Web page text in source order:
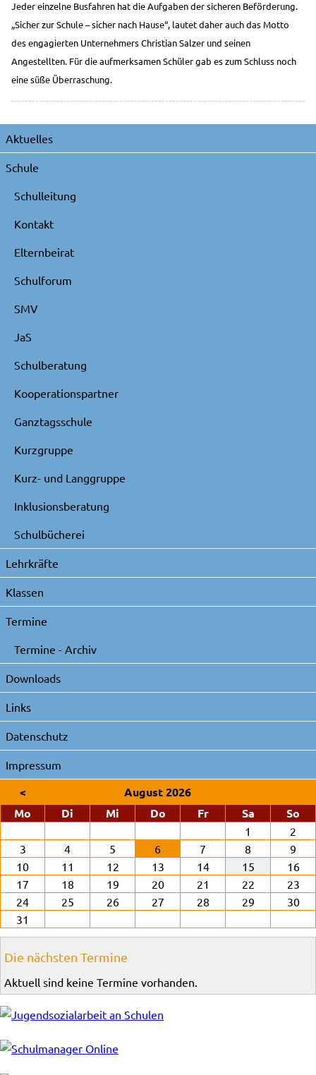
Jeder einzelne Busfahren hat die Aufgaben der sicheren Beförderung.
„Sicher zur Schule – sicher nach Hause“, lautet daher auch das Motto
des engagierten Unternehmers Christian Salzer und seinen
Angestellten. Für die aufmerksamen Schüler gab es zum Schluss noch
eine süße Überraschung.
Navigation
überspringen
Aktuelles
Schule
Schulleitung
Kontakt
Elternbeirat
Schulforum
SMV
JaS
Schulberatung
Kooperationspartner
Ganztagsschule
Kurzgruppe
Kurz- und Langgruppe
Inklusionsberatung
Schulbücherei
Lehrkräfte
Klassen
Termine
Termine - Archiv
Downloads
Links
Datenschutz
Impressum
<
August 2026
Mo
Di enstagMi ttwochDonnerstag
Freitag SamstagSo
1
2
3
4 5 6 7 8
9
10
11 12 13 14 15
16
17
18 19 20 21 22
23
24
25 26 27 28 29
30
31
Die nächsten Termine
Aktuell sind keine Termine vorhanden.